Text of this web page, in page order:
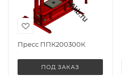
Пресс ППК200300К
ПОД ЗАКАЗ